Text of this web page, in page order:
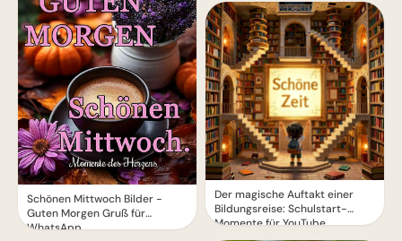
Schönen Mittwoch Bilder -
Guten Morgen Gruß für
WhatsApp
Der magische Auftakt einer
Bildungsreise: Schulstart-
Momente für YouTube